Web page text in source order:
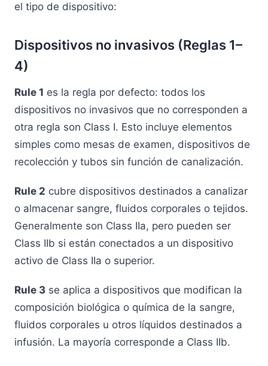
el tipo de dispositivo:
Dispositivos no invasivos (Reglas 1–
4)
Rule 1 es la regla por defecto: todos los
dispositivos no invasivos que no corresponden a
otra regla son Class I. Esto incluye elementos
simples como mesas de examen, dispositivos de
recolección y tubos sin función de canalización.
Rule 2 cubre dispositivos destinados a canalizar
o almacenar sangre, fluidos corporales o tejidos.
Generalmente son Class IIa, pero pueden ser
Class IIb si están conectados a un dispositivo
activo de Class IIa o superior.
Rule 3 se aplica a dispositivos que modifican la
composición biológica o química de la sangre,
fluidos corporales u otros líquidos destinados a
infusión. La mayoría corresponde a Class IIb.